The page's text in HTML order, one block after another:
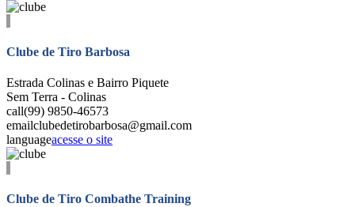
Clube de Tiro Barbosa
Estrada Colinas e Bairro Piquete
Sem Terra - Colinas
call(99) 9850-46573
emailclubedetirobarbosa@gmail.com
languageacesse o site
Clube de Tiro Combathe Training